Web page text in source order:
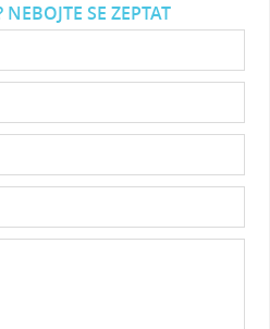
SE ZEPTAT